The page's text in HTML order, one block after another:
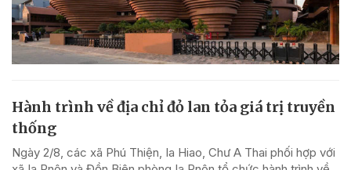
Hành trình về địa chỉ đỏ lan tỏa giá trị truyền
thống
Ngày 2/8, các xã Phú Thiện, Ia Hiao, Chư A Thai phối hợp với